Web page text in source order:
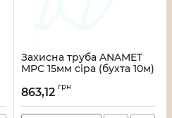
Захисна труба ANAMET
MPC 15мм сіра (бухта 10м)
863,12 грн